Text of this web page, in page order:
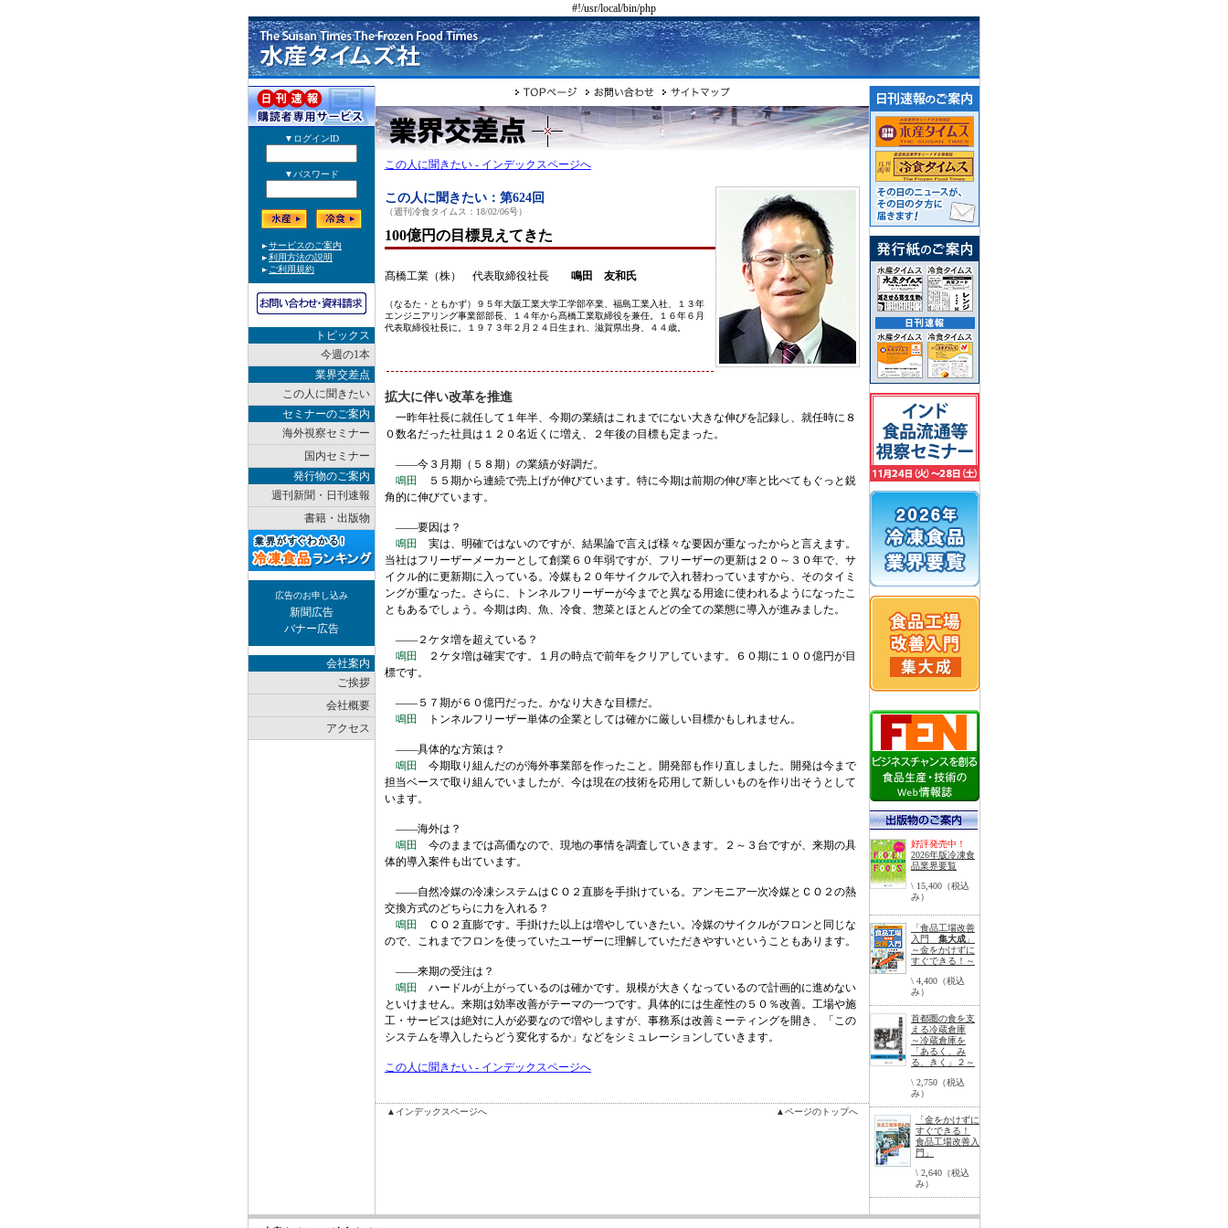
#!/usr/local/bin/php
トピックス
今週の1本
業界交差点
この人に聞きたい
セミナーのご案内
海外視察セミナー
国内セミナー
発行物のご案内
週刊新聞・日刊速報
書籍・出版物
広告のお申し込み
新聞広告
バナー広告
会社案内
ご挨拶
会社概要
アクセス
この人に聞きたい - インデックスページへ
この人に聞きたい：第624回
（週刊冷食タイムス：18/02/06号）
100億円の目標見えてきた
髙橋工業（株） 代表取締役社長 鳴田 友和氏
（なるた・ともかず）９５年大阪工業大学工学部卒業、福島工業入社、１３年
エンジニアリング事業部部長、１４年から髙橋工業取締役を兼任。１６年６月
代表取締役社長に。１９７３年２月２４日生まれ、滋賀県出身、４４歳。
拡大に伴い改革を推進
一昨年社長に就任して１年半、今期の業績はこれまでにない大きな伸びを記録し、就任時に８
０数名だった社員は１２０名近くに増え、２年後の目標も定まった。
――今３月期（５８期）の業績が好調だ。
鳴田
５５期から連続で売上げが伸びています。特に今期は前期の伸び率と比べてもぐっと鋭
角的に伸びています。
――要因は？
鳴田
実は、明確ではないのですが、結果論で言えば様々な要因が重なったからと言えます。
当社はフリーザーメーカーとして創業６０年弱ですが、フリーザーの更新は２０～３０年で、サ
イクル的に更新期に入っている。冷媒も２０年サイクルで入れ替わっていますから、そのタイミ
ングが重なった。さらに、トンネルフリーザーが今までと異なる用途に使われるようになったこ
ともあるでしょう。今期は肉、魚、冷食、惣菜とほとんどの全ての業態に導入が進みました。
――２ケタ増を超えている？
鳴田
２ケタ増は確実です。１月の時点で前年をクリアしています。６０期に１００億円が目
標です。
――５７期が６０億円だった。かなり大きな目標だ。
鳴田
トンネルフリーザー単体の企業としては確かに厳しい目標かもしれません。
――具体的な方策は？
鳴田
今期取り組んだのが海外事業部を作ったこと。開発部も作り直しました。開発は今まで
担当ベースで取り組んでいましたが、今は現在の技術を応用して新しいものを作り出そうとして
います。
――海外は？
鳴田
今のままでは高価なので、現地の事情を調査していきます。２～３台ですが、来期の具
体的導入案件も出ています。
――自然冷媒の冷凍システムはＣＯ２直膨を手掛けている。アンモニア一次冷媒とＣＯ２の熱
交換方式のどちらに力を入れる？
鳴田
ＣＯ２直膨です。手掛けた以上は増やしていきたい。冷媒のサイクルがフロンと同じな
ので、これまでフロンを使っていたユーザーに理解していただきやすいということもあります。
――来期の受注は？
鳴田
ハードルが上がっているのは確かです。規模が大きくなっているので計画的に進めない
といけません。来期は効率改善がテーマの一つです。具体的には生産性の５０％改善。工場や施
工・サービスは絶対に人が必要なので増やしますが、事務系は改善ミーティングを開き、「この
システムを導入したらどう変化するか」などをシミュレーションしていきます。
この人に聞きたい - インデックスページへ
▲インデックスページへ ▲ページのトップへ
好評発売中！
2026年版冷凍食
品業界要覧
\ 15,400（税込
み）
「食品工場改善
入門 集大成 」
～金をかけずに
すぐできる！～
\ 4,400（税込
み）
首都圏の食を支
える冷蔵倉庫
～冷蔵倉庫を
「あるく、み
る、きく」２～
\ 2,750（税込
み）
「金をかけずに
すぐできる！
食品工場改善入
門」
\ 2,640（税込
み）